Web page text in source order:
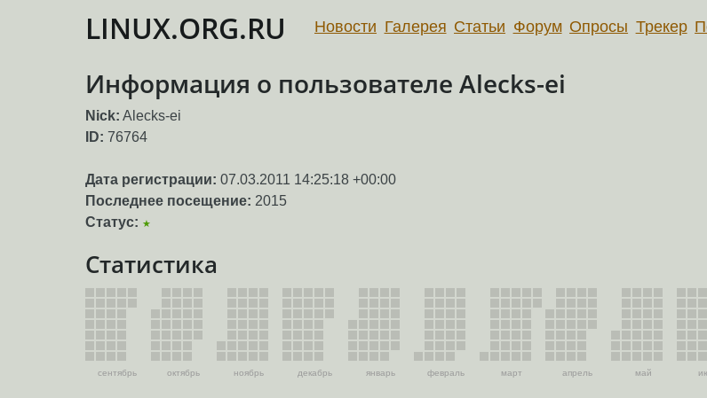
LINUX.ORG.RU Новости Галерея Статьи Форум Опросы Трекер
Информация о пользователе Alecks-ei
Nick: Alecks-ei
ID: 76764
Дата регистрации: 07.03.2011 14:25:18 +00:00
Последнее посещение: 2015
Статус: ★
Статистика
сентябрь октябрь ноябрь декабрь январь февраль март апрель май